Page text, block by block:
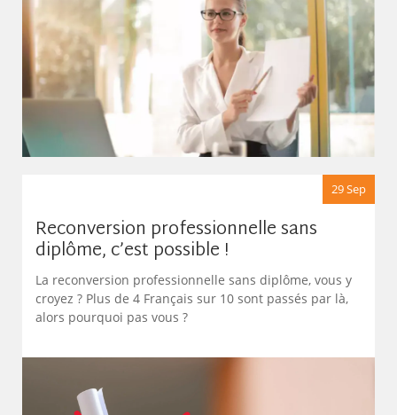
29 Sep
Reconversion professionnelle sans
diplôme, c’est possible !
La reconversion professionnelle sans diplôme, vous y
croyez ? Plus de 4 Français sur 10 sont passés par là,
alors pourquoi pas vous ?